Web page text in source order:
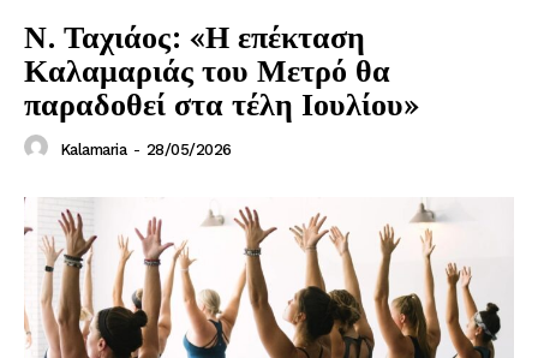
Ν. Ταχιάος: «Η επέκταση
Καλαμαριάς του Μετρό θα
παραδοθεί στα τέλη Ιουλίου»
Kalamaria - 28/05/2026